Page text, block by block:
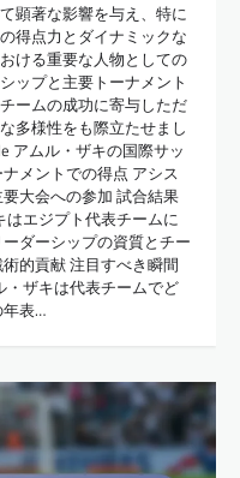
顕著な影響を与え、特に
得点力とダイナミックな
ける重要な人物としての
ップと主要トーナメント
ームの成功に寄与しただ
多様性をも際立たせまし
アムル・ザキの国際サッ
メントでの得点 アシス
大会への参加 試合結果
エジプト代表チームに
ダーシップの資質とチー
的貢献 注目すべき瞬間
・ザキは代表チームでど
年表…